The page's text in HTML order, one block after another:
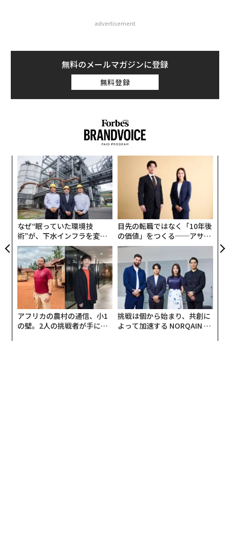
advertisement
無料のメールマガジンに登録
無料登録
なぜ“眠っていた環境技
術”が、下水インフラを変え
たのか──産総研×月島JFE
アクアソリューションの10年
目先の転職ではなく「10年後
の価値」をつくる──アサイ
ンの長期伴走型支援とは
アフリカの農村の通信、小1
の壁。2人の挑戦者が手にし
挑戦は個から始まり、共創に
よって加速する NORQAIN JA